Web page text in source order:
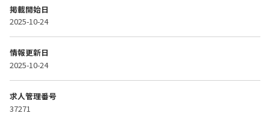
掲載開始日
2025-10-24
情報更新日
2025-10-24
求人管理番号
37271